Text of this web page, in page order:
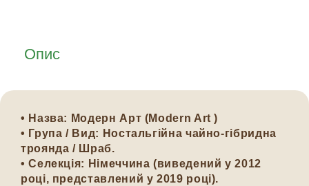
Опис
• Назва: Модерн Арт (Modern Art )
• Група / Вид: Ностальгійна чайно-гібридна
троянда / Шраб.
•Селекція: Німеччина (виведений у 2012
році, представлений у 2019 році).